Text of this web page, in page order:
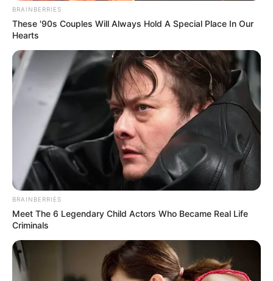
Serem! 9 Chat Ojek Online &
Pelanggan Ini Bikin Auto
Merinding
BRAINBERRIES
These '90s Couples Will Always Hold A Special Place In Our
Hearts
BRAINBERRIES
Meet The 6 Legendary Child Actors Who Became Real Life
Criminals